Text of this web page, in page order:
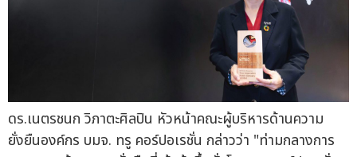
ดร.เนตรชนก วิภาตะศิลปิน หัวหน้าคณะผู้บริหารด้านความ
ยั่งยืนองค์กร บมจ. ทรู คอร์ปอเรชั่น กล่าวว่า "ท่ามกลางการ